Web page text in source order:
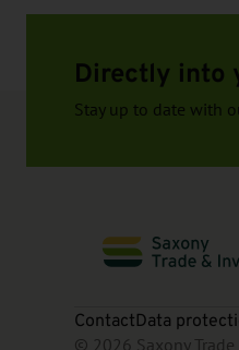
Directly into
Stay up to date with
ContactData
© 2026 Saxony